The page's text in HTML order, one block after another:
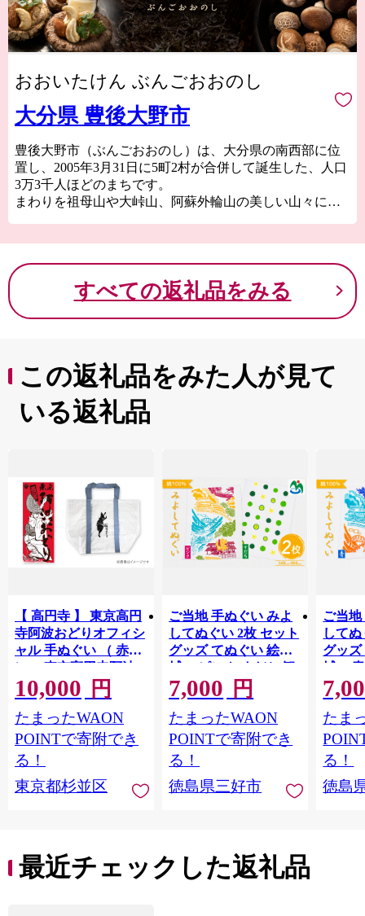
おおいたけん ぶんごおおのし
大分県 豊後大野市
豊後大野市（ぶんごおおのし）は、大分県の南西部に位
置し、2005年3月31日に5町2村が合併して誕生した、人口
3万3千人ほどのまちです。
まわりを祖母山や大峠山、阿蘇外輪山の美しい山々に囲
す。
その豊かな大地と大野川清流の恩恵を受け、「大分の野
菜畑 豊後大野」と呼ばれるほど、大分県を代表する農
業地帯となっており、四季を通じてさまざまな旬の野菜
すべての返礼品をみる
この返礼品をみた人が見て
いる返礼品
【 高円寺 】 東京高円
寺阿波おどりオフィシ
ャル 手ぬぐい （ 赤
）・ 東京高円寺阿波
おどりオフィシャル
ショッパーバッグ セ
ット 【2026年版】 描
き下ろし 書き下ろし
限定デザイン アート
ワーク オリジナルグ
ッズ
10,000 円
たまったWAON
POINTで寄附でき
る！
東京都杉並区
ご当地 手ぬぐい みよ
してぬぐい 2枚 セット
グッズ てぬぐい 絵手
拭い ピンク すだち 観
光 景色 かずら橋 落合
集落 古民家 大歩危峡
百年蔵 阿波池田たば
こ資料館 阿波池田本
町通り いけだ阿波お
どり お土産 日用品 フ
ァッション おしゃれ
7,000 円
たまったWAON
POINTで寄附でき
る！
徳島県三好市
ご当
して
グッ
拭い
色 か
古民家
蔵 阿
料館
り い
お土産
ション
たま
る！
徳島
最近チェックした返礼品